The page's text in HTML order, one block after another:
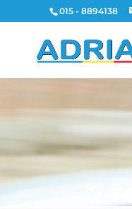
015 - 8894138
2